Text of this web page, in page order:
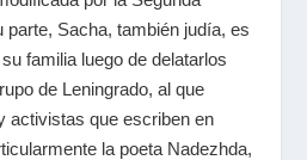
parte, Sacha, también judía, es
familia luego de delatarlos
de Leningrado, al que
activistas que escriben en
la poeta Nadezhda,